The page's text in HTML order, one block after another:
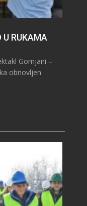
U RUKAMA
Gornjani –
obnovljen